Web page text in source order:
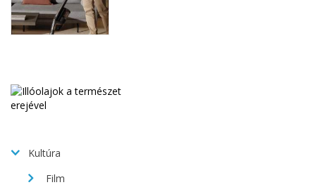
Kultúra
Film